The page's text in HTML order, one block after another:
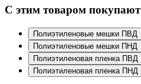
С этим товаром покупают
Полиэтиленовые мешки ПВД
Полиэтиленовые мешки ПНД
Полиэтиленовая пленка ПВД
Полиэтиленовая пленка ПНД